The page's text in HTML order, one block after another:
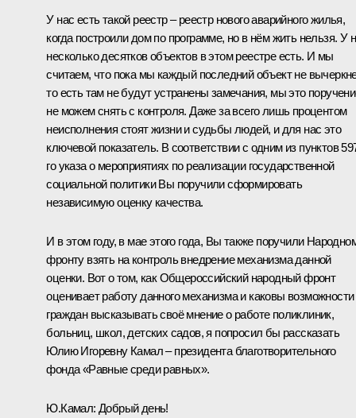
У нас есть такой реестр – реестр нового аварийного жилья,
когда построили дом по программе, но в нём жить нельзя. У
несколько десятков объектов в этом реестре есть. И мы
считаем, что пока мы каждый последний объект не
то есть там не будут устранены замечания, мы это
не можем снять с контроля. Даже за всего лишь процентом
неисполнения стоят жизни и судьбы людей, и для нас это
ключевой показатель. В соответствии с одним из пунктов
го указа о мероприятиях по реализации государственной
социальной политики Вы поручили сформировать
независимую оценку качества.
И в этом году, в мае этого года, Вы также поручили
фронту взять на контроль внедрение механизма данной
оценки. Вот о том, как Общероссийский народный фронт
оценивает работу данного механизма и каковы возможности
граждан высказывать своё мнение о работе поликлиник,
больниц, школ, детских садов, я попросил бы рассказать
Юлию Игоревну Камал – президента благотворительного
фонда «Равные среди равных».
Ю.Камал: Добрый день!